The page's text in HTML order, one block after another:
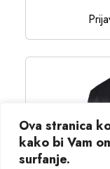
Ova stranica
kako bi Vam
surfanje.